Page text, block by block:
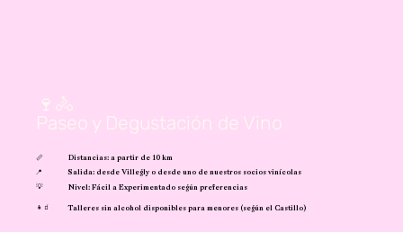
🍷🚴
Paseo y Degustación de Vino
📏
Distancias: a partir de 10 km
📍
Salida: desde Villegly o desde uno de nuestros socios vinícolas
💡
Nivel: Fácil a Experimentado según preferencias
👧🧃 Talleres sin alcohol disponibles para menores (según el Castillo)